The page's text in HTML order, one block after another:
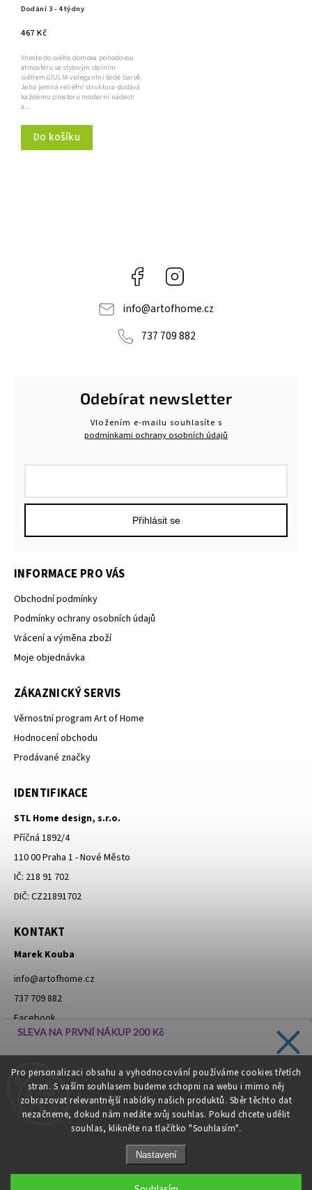
Pro personalizaci obsahu a vyhodnocování používáme cookies třetích
stran. S vaším souhlasem budeme schopni na webu i mimo něj
zobrazovat relevantnější nabídky našich produktů. Sběr těchto dat
nezačneme, dokud nám nedáte svůj souhlas. Pokud chcete udělit
souhlas, klikněte na tlačítko "Souhlasím".
Nastavení
Dodání 3 - 4 týdny
467 Kč
Do košíku
Vneste do svého domova pohodovou
atmosféru se stylovým stolním
světlem GIULIA v elegantní šedé barvě.
Jeho jemná reliéfní struktura dodává
každému prostoru moderní nádech
a...
Facebook
info@artofhome.cz
737 709 882
Odebírat newsletter
Vložením e-mailu souhlasíte s
podmínkami ochrany osobních údajů
Přihlásit se
INFORMACE PRO VÁS
Obchodní podmínky
Podmínky ochrany osobních údajů
Vrácení a výměna zboží
Moje objednávka
ZÁKAZNICKÝ SERVIS
Věrnostní program Art of Home
Hodnocení obchodu
Prodávané značky
IDENTIFIKACE
STL Home design, s.r.o.
Příčná 1892/4
110 00 Praha 1 - Nové Město
IČ: 218 91 702
DIČ: CZ21891702
KONTAKT
Marek Kouba
info@artofhome.cz
737 709 882
Facebook
Instagram
Moje objednávka - odstoupení od smlouvy
SLEVA NA PRVNÍ NÁKUP 200 Kč
slevách přímo do vaší schránky!
Zásady zpracování osobních údajů